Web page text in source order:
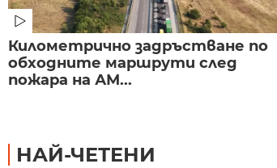
Километрично задръстване по
обходните маршрути след
пожара на АМ...
НАЙ-ЧЕТЕНИ